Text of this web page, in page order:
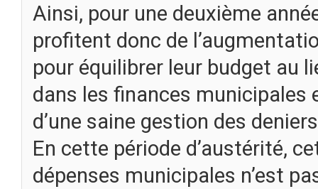
Ainsi, pour une deuxième
profitent donc de
pour équilibrer leur budget au
dans les finances municipales
d’une saine gestion des
En cette période d’austérité,
dépenses municipales n’est